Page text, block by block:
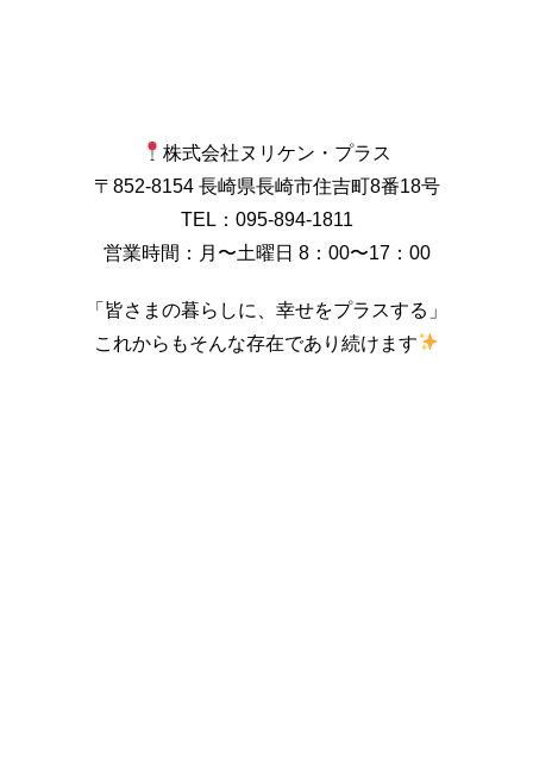
株式会社ヌリケン・プラス
〒852-8154 長崎県長崎市住吉町8番18号
TEL：095-894-1811
営業時間：月〜土曜日 8：00〜17：00
「皆さまの暮らしに、幸せをプラスする」
これからもそんな存在であり続けます